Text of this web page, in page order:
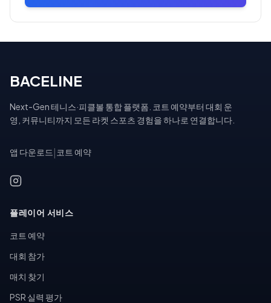
BACELINE
Next-Gen 테니스·피클볼 통합 플랫폼. 코트 예약부터 대회 운
영, 커뮤니티까지 모든 라켓 스포츠 경험을 하나로 연결합니다.
앱 다운로드 코트 예약
플레이어 서비스
코트 예약
대회 참가
매치 찾기
PSR 실력 평가